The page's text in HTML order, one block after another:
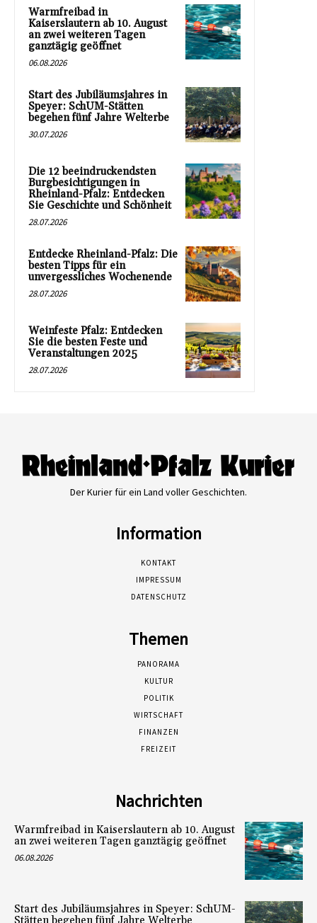
Warmfreibad in
Kaiserslautern ab 10. August
an zwei weiteren Tagen
ganztägig geöffnet
06.08.2026
Start des Jubiläumsjahres in
Speyer: SchUM-Stätten
begehen fünf Jahre Welterbe
30.07.2026
Die 12 beeindruckendsten
Burgbesichtigungen in
Rheinland-Pfalz: Entdecken
Sie Geschichte und Schönheit
28.07.2026
Entdecke Rheinland-Pfalz: Die
besten Tipps für ein
unvergessliches Wochenende
28.07.2026
Weinfeste Pfalz: Entdecken
Sie die besten Feste und
Veranstaltungen 2025
28.07.2026
Der Kurier für ein Land voller Geschichten.
Information
KONTAKT
IMPRESSUM
DATENSCHUTZ
Themen
PANORAMA
KULTUR
POLITIK
WIRTSCHAFT
FINANZEN
FREIZEIT
Nachrichten
Warmfreibad in Kaiserslautern ab 10. August
an zwei weiteren Tagen ganztägig geöffnet
06.08.2026
Start des Jubiläumsjahres in Speyer: SchUM-